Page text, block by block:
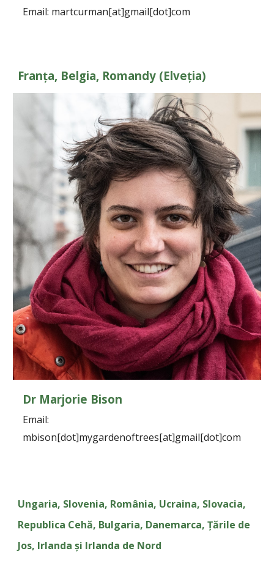
Email: martcurman[at]gmail[dot]com
Franța, Belgia, Romandy (Elveția)
Dr Marjorie Bison
Email:
mbison[dot]mygardenoftrees[at]gmail[dot]com
Ungaria, Slovenia, România, Ucraina, Slovacia,
Republica Cehă, Bulgaria, Danemarca, Țările de
Jos, Irlanda și Irlanda de Nord